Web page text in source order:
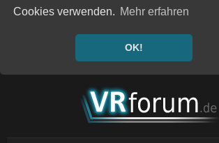
Cookies verwenden. Mehr erfahren
OK!